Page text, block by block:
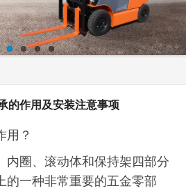
的作用及安装注意事项
用？
内圈、滚动体和保持架四部分
的一种非常重要的五金零部